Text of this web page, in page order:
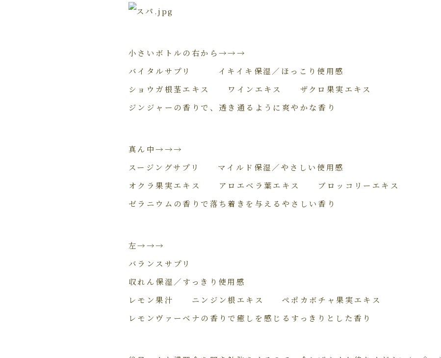
小さいボトルの右から→→→
バイタルサプリ イキイキ保湿／ほっこり使用感
ショウガ根茎エキス ワインエキス ザクロ果実エキス
ジンジャーの香りで、透き通るように爽やかな香り
真ん中→→→
スージングサプリ マイルド保湿／やさしい使用感
オクラ果実エキス アロエベラ葉エキス ブロッコリーエキス
ゼラニウムの香りで落ち着きを与えるやさしい香り
左→→→
バランスサプリ
収れん保湿／すっきり使用感
レモン果汁 ニンジン根エキス ぺポカボチャ果実エキス
レモンヴァーベナの香りで癒しを感じるすっきりとした香り